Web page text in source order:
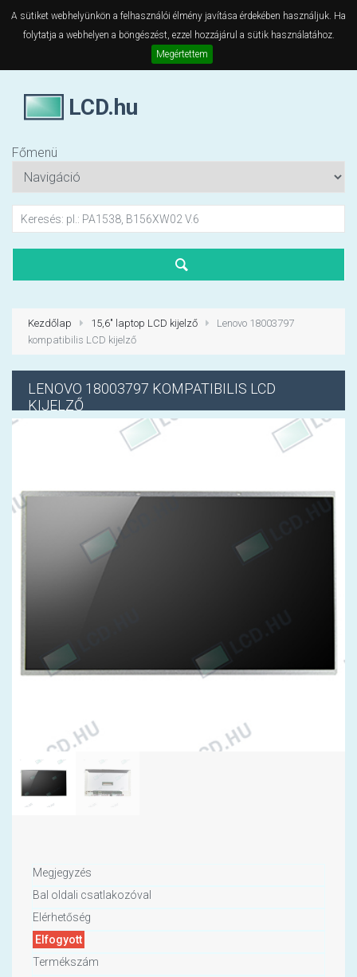
A sütiket webhelyünkön a felhasználói élmény javítása érdekében használjuk. Ha
folytatja a webhelyen a böngészést, ezzel hozzájárul a sütik használatához.
Megértettem
LCD.hu
Főmenü
Kezdőlap 15,6" laptop LCD kijelző
Lenovo 18003797
kompatibilis LCD kijelző
LENOVO 18003797 KOMPATIBILIS LCD
KIJELZŐ
Megjegyzés
Bal oldali csatlakozóval
Elérhetőség
Elfogyott
Termékszám